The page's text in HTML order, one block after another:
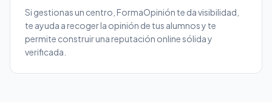
Si gestionas un centro, FormaOpinión te da visibilidad,
te ayuda a recoger la opinión de tus alumnos y te
permite construir una reputación online sólida y
verificada.